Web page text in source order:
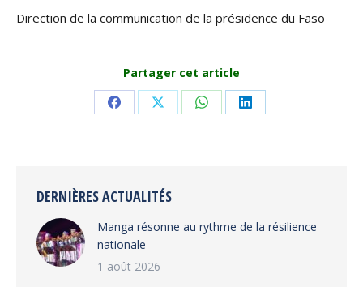
Direction de la communication de la présidence du Faso
Partager cet article
Share Share Share Share
DERNIÈRES ACTUALITÉS
Manga résonne au rythme de la résilience
nationale
1 août 2026